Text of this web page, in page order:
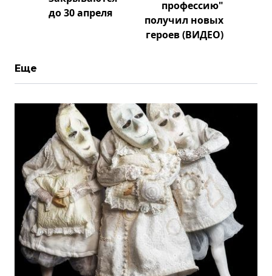
до 30 апреля
профессию"
получил новых
героев (ВИДЕО)
Еще